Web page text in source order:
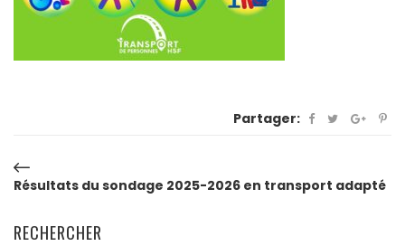
Partager:
Navigation
de
Résultats du sondage 2025-2026 en transport adapté
RECHERCHER